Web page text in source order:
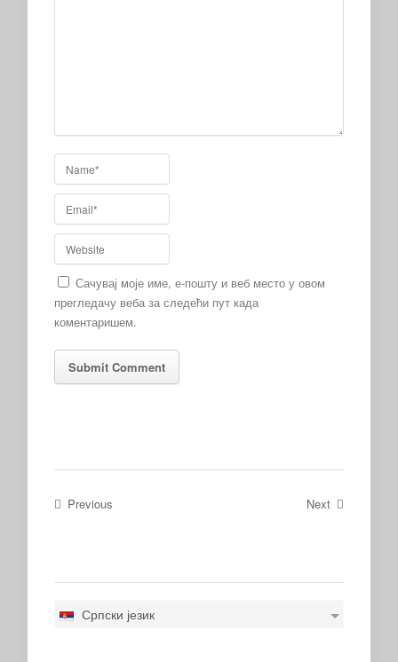
Сачувај моје име, е-пошту и веб место у овом
прегледачу веба за следећи пут када
коментаришем.
Previous Next
Српски језик